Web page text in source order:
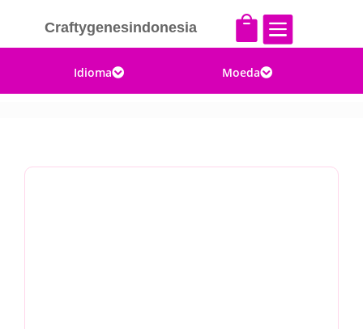
Craftygenesindonesia  
Idioma Moeda